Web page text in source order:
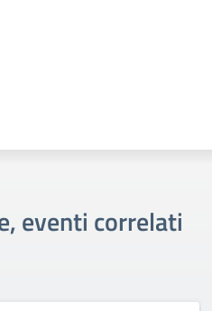
eventi correlati